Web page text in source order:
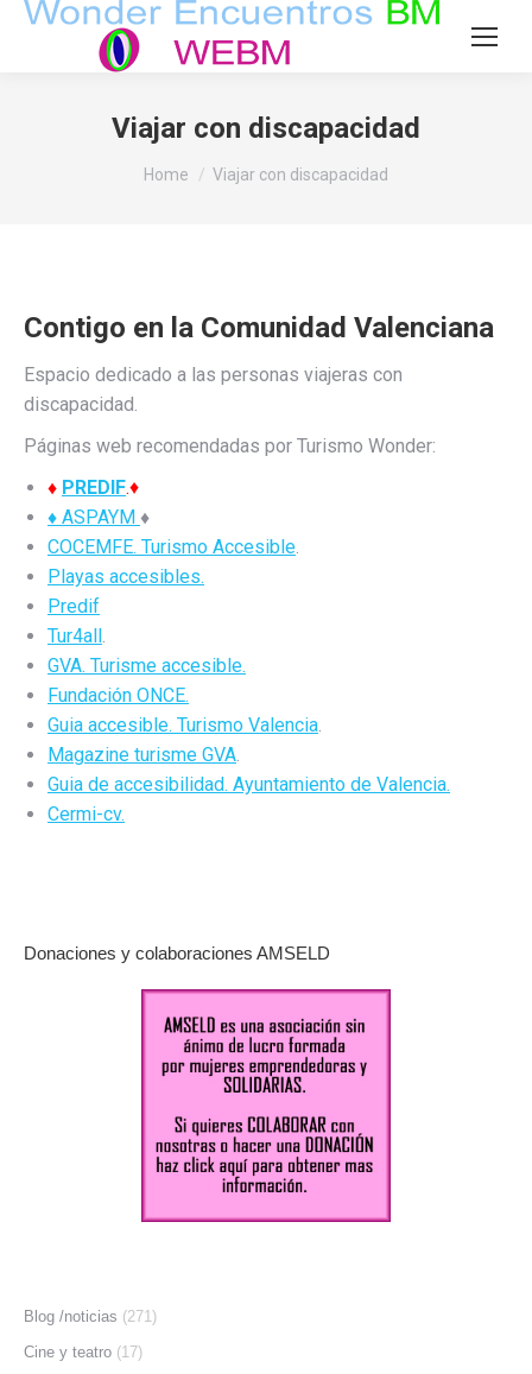
Viajar con discapacidad
You are here:
Home Viajar con discapacidad
Contigo en la Comunidad Valenciana
Espacio dedicado a las personas viajeras con
discapacidad.
Páginas web recomendadas por Turismo Wonder:
♦ PREDIF.♦
♦ ASPAYM ♦
COCEMFE. Turismo Accesible.
Playas accesibles.
Predif
Tur4all.
GVA. Turisme accesible.
Fundación ONCE.
Guia accesible. Turismo Valencia.
Magazine turisme GVA.
Guia de accesibilidad. Ayuntamiento de Valencia.
Cermi-cv.
Donaciones y colaboraciones AMSELD
Blog /noticias (271)
Cine y teatro (17)